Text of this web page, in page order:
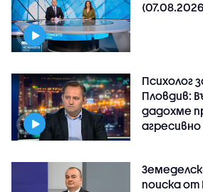
Психолог
Пловдив:
дадохме
поиска от